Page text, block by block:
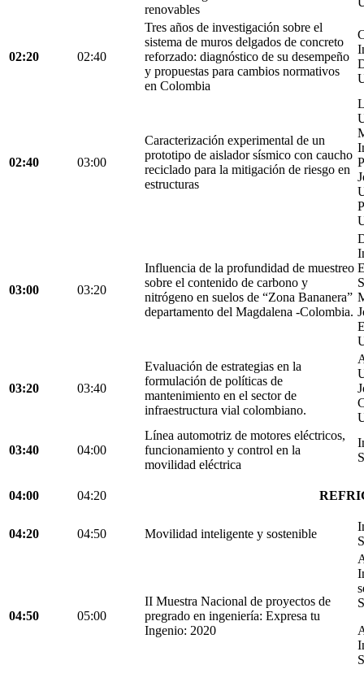
renovables
02:20 02:40
Tres años de investigación sobre el
sistema de muros delgados de concreto
reforzado: diagnóstico de su desempeño
y propuestas para cambios normativos
en Colombia
02:40 03:00
Caracterización experimental de un
prototipo de aislador sísmico con caucho
reciclado para la mitigación de riesgo en
estructuras
03:00 03:20
Influencia de la profundidad de muestreo
sobre el contenido de carbono y
nitrógeno en suelos de “Zona Bananera”
departamento del Magdalena -Colombia.
03:20 03:40
Evaluación de estrategias en la
formulación de políticas de
mantenimiento en el sector de
infraestructura vial colombiano.
03:40 04:00
Línea automotriz de motores eléctricos,
funcionamiento y control en la
movilidad eléctrica
04:00 04:20
04:20 04:50 Movilidad inteligente y sostenible
04:50 05:00
II Muestra Nacional de proyectos de
pregrado en ingeniería: Expresa tu
Ingenio: 2020